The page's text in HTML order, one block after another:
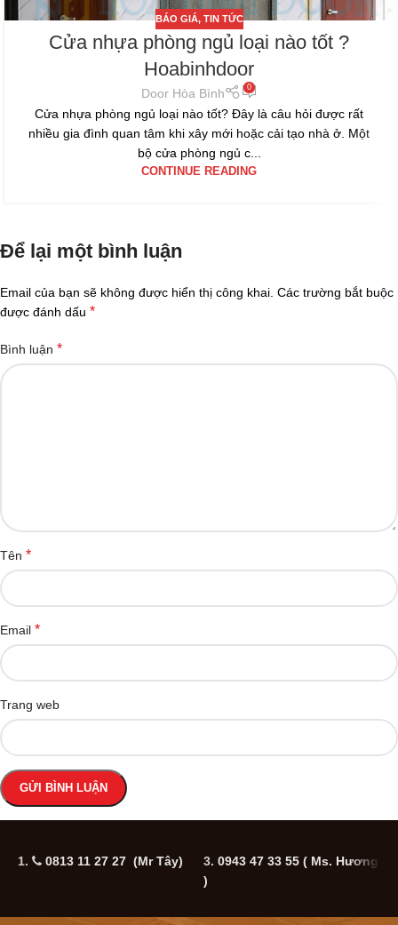
BÁO GIÁ, TIN TỨC
Cửa nhựa phòng ngủ loại nào tốt ?
Hoabinhdoor
Door Hòa Bình 0
Cửa nhựa phòng ngủ loại nào tốt? Đây là câu hỏi được rất
nhiều gia đình quan tâm khi xây mới hoặc cải tạo nhà ở. Một
bộ cửa phòng ngủ c...
CONTINUE READING
Để lại một bình luận
Email của bạn sẽ không được hiển thị công khai. Các trường bắt buộc
được đánh dấu *
Bình luận *
Tên *
Email *
Trang web
1. 0813 11 27 27 (Mr Tây) 3. 0943 47 33 55 ( Ms. Hương
)